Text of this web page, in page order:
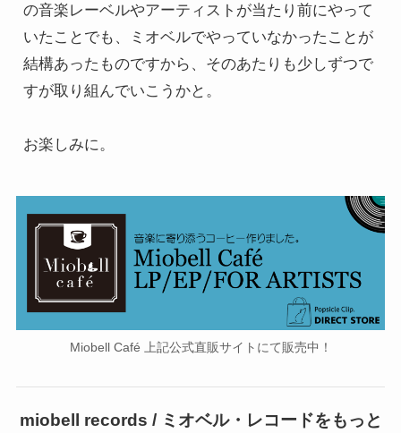
の音楽レーベルやアーティストが当たり前にやって
いたことでも、ミオベルでやっていなかったことが
結構あったものですから、そのあたりも少しずつで
すが取り組んでいこうかと。
お楽しみに。
Miobell Café 上記公式直販サイトにて販売中！
miobell records / ミオベル・レコードをもっと